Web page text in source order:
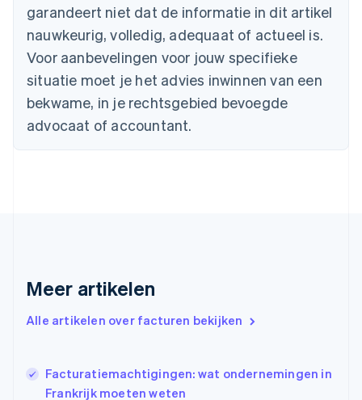
garandeert niet dat de informatie in dit artikel
nauwkeurig, volledig, adequaat of actueel is.
Voor aanbevelingen voor jouw specifieke
situatie moet je het advies inwinnen van een
bekwame, in je rechtsgebied bevoegde
advocaat of accountant.
Meer artikelen
Alle artikelen over facturen bekijken
Facturatiemachtigingen: wat ondernemingen in
Frankrijk moeten weten
Canada
Cyprus
English
Denemarken
English
Duitsland
DeutschEnglish
English
English
English
Ierland
English